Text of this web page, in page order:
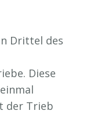
Drittel des
Diese
der Trieb